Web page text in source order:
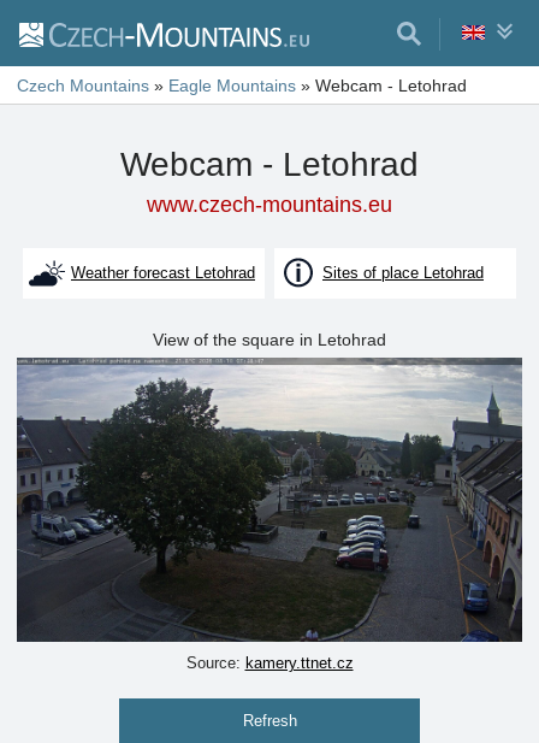
Czech Mountains » Eagle Mountains » Webcam - Letohrad
Webcam - Letohrad
www.czech-mountains.eu
Weather forecast Letohrad Sites of place Letohrad
View of the square in Letohrad
Source: kamery.ttnet.cz
Refresh